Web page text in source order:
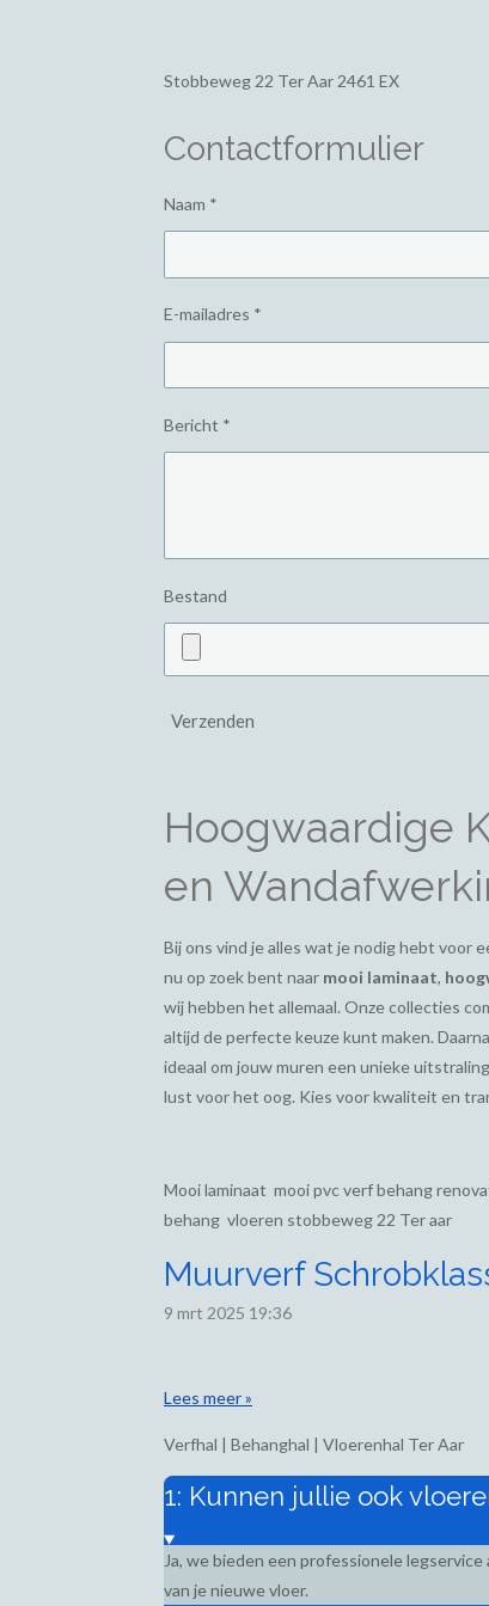
Stobbeweg 22 Ter Aar 2461 EX
Contactformulier
Naam *
E-mailadres *
Bericht *
Bestand
Verzenden
Hoogwaardige
en
Bij ons vind je alles wat je nodig hebt voor
nu op zoek bent naar mooi laminaat,
wij hebben het allemaal. Onze collecties
altijd de perfecte keuze kunt maken.
ideaal om jouw muren een unieke
lust voor het oog. Kies voor kwaliteit en
Mooi laminaat mooi pvc verf behang
behang vloeren stobbeweg 22 Ter aar
Muurverf
9 mrt 2025 19:36
Lees meer »
Verfhal | Behanghal | Vloerenhal Ter Aar
1: Kunnen jullie ook
Ja, we bieden een professionele
van je nieuwe vloer.